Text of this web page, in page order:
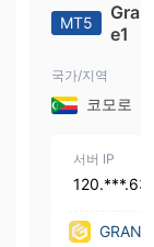
MT5
e1
국가/지역
코모로
서버 IP
120.***.63